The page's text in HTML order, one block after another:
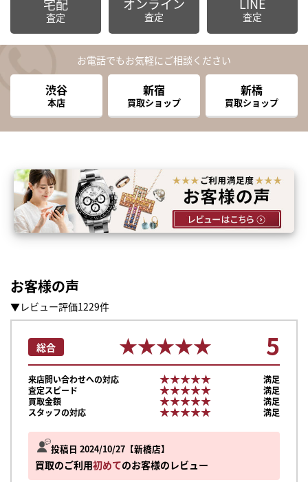
宅配
査定 査定 査定
お電話でもお気軽にご相談ください
渋谷
本店
新宿
買取ショップ
新橋
買取ショップ
お客様の声
▼レビュー評価1229件
投稿日 2024/10/27 新橋店
買取のご利用初めてのお客様のレビュー
総合 ★★★★★
★★★★★ 5
来店問い合わせへの対応 ★★★★★
★★★★★
満足
査定スピード
★★★★★
★★★★★
満足
買取金額
★★★★★
★★★★★
満足
スタッフの対応
★★★★★
★★★★★ 満足